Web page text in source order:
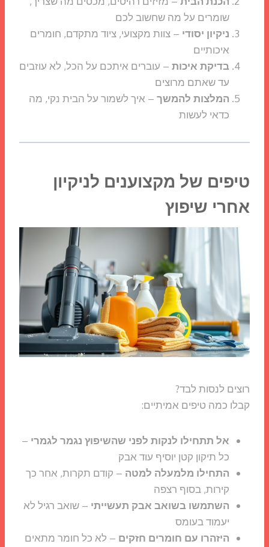
שומרים על מה שחשוב לכם
ניקיון יסודי – צוות מקצועי, ציוד מתקדם, חומרים
איכותיים
בדיקת איכות – עוברים איתכם על הכל, לא עוזבים
עד שאתם מרוצים
המלצות להמשך – איך לשמור על הבית נקי, מה
כדאי לעשות
טיפים של מקצוענים לניקיון
אחרי שיפוץ
רוצים לנסות לבד?
קבלו כמה טיפים אמיתיים:
אל תתחילו לנקות לפני שהשיפוץ נגמר לגמרי –
כל תיקון קטן יוסיף עוד אבק
התחילו מלמעלה למטה – קודם תקרות, אחר כך
קירות, בסוף רצפה
השתמשו בשואב אבק תעשייתי – שואב רגיל לא
יעמוד בעומס
היזהרו עם חומרים חזקים – לא כל חומר מתאים